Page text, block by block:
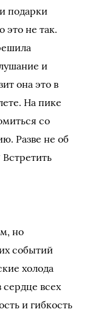
подарки
это не так.
и
она это в
На пике
со
Разве не об
но
событий
холода
всех
и гибкость